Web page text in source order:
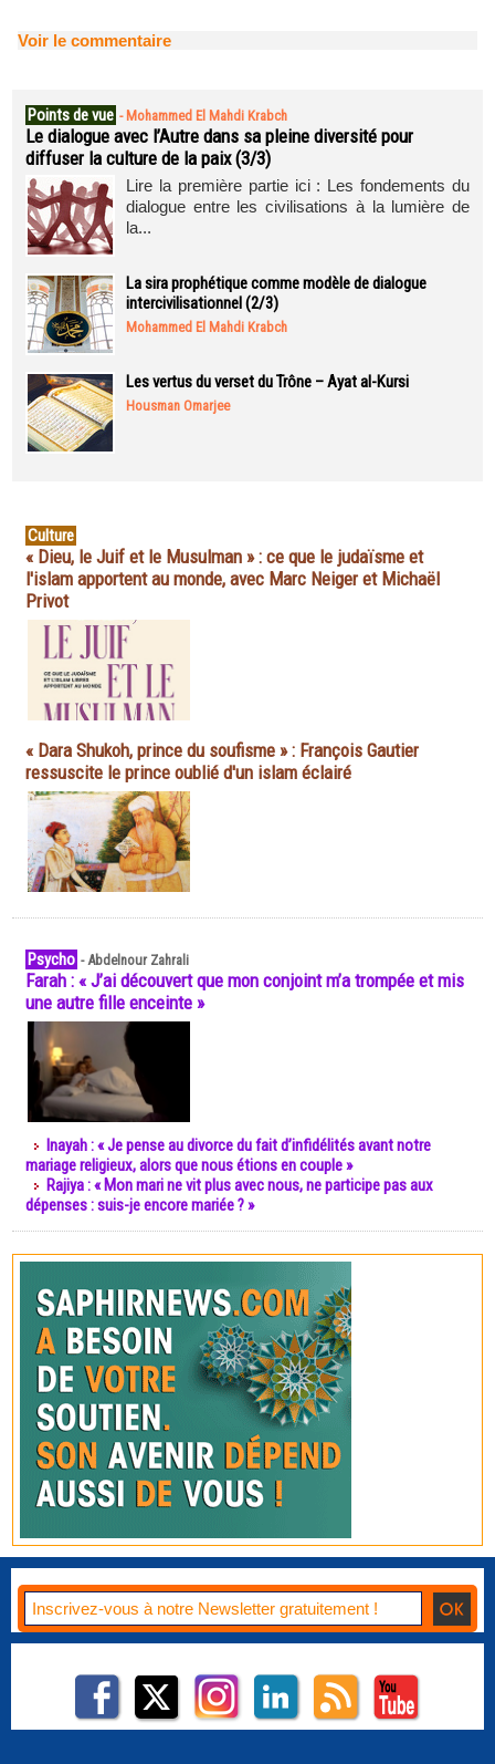
Voir le commentaire
Points de vue - Mohammed El Mahdi Krabch
Le dialogue avec l’Autre dans sa pleine diversité pour
diffuser la culture de la paix (3/3)
Lire la première partie ici : Les fondements du
dialogue entre les civilisations à la lumière de
la...
La sira prophétique comme modèle de dialogue
intercivilisationnel (2/3)
Mohammed El Mahdi Krabch
Les vertus du verset du Trône – Ayat al-Kursi
Housman Omarjee
Culture
« Dieu, le Juif et le Musulman » : ce que le judaïsme et
l'islam apportent au monde, avec Marc Neiger et Michaël
Privot
« Dara Shukoh, prince du soufisme » : François Gautier
ressuscite le prince oublié d'un islam éclairé
Psycho -Abdelnour Zahrali
Farah : « J’ai découvert que mon conjoint m’a trompée et mis
une autre fille enceinte »
Inayah : « Je pense au divorce du fait d’infidélités avant notre
mariage religieux, alors que nous étions en couple »
Rajiya : « Mon mari ne vit plus avec nous, ne participe pas aux
dépenses : suis-je encore mariée ? »